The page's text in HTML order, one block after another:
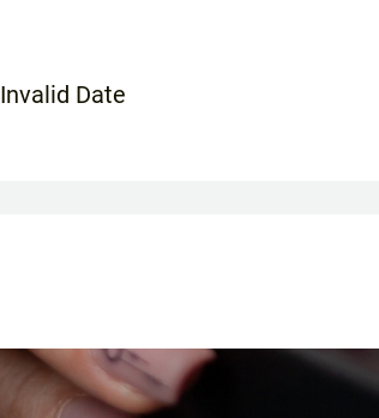
Invalid Date